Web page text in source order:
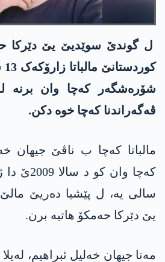
ل گوندێ سوێدیێ یێ دێرکا
شۆرەشگەر کەچا وان برنە
ڤەگەراندنا کەچا خوە دکن.
مالباتا کەچا ب ناڤێ جیھان
سالی یە، ل پێشیا دەریێ
یێ دێرکا حەمکۆ ھاتیە برن.
مەتا جیھان خەلیل ئبراھیم،